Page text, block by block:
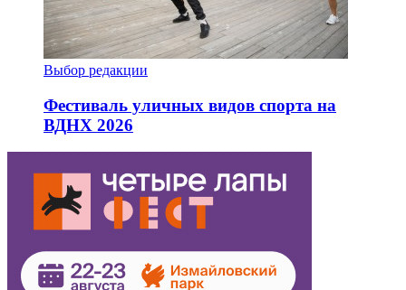
Выбор редакции
Фестиваль уличных видов спорта на
ВДНХ 2026